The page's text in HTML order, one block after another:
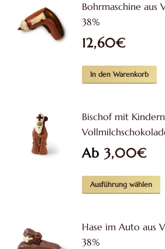
Bohrmaschine aus
38%
12,60€
In den Warenkorb
Bischof mit
Ab 3,00€
Ausführung wählen
Hase im Auto aus
38%